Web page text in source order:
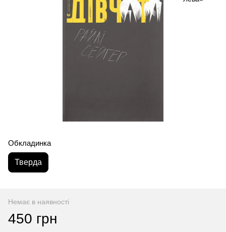
Обкладинка
Тверда
Немає в наявності
450 грн